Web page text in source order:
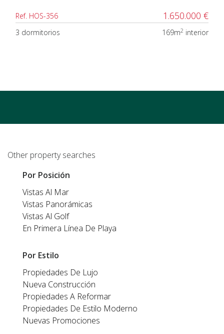
Ref. HOS-356 1.650.000 €
3 dormitorios 169m2 interior
Other property searches
Por Posición
Vistas Al Mar
Vistas Panorámicas
Vistas Al Golf
En Primera Línea De Playa
Por Estilo
Propiedades De Lujo
Nueva Construcción
Propiedades A Reformar
Propiedades De Estilo Moderno
Nuevas Promociones